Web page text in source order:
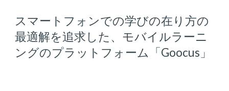
スマートフォンでの学びの在り方の
最適解を追求した、モバイルラーニ
ングのプラットフォーム「Goocus」